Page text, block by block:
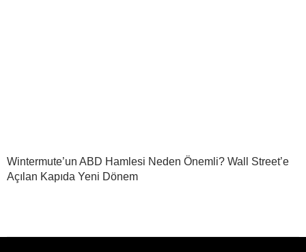
Wintermute’un ABD Hamlesi Neden Önemli? Wall Street’e
Açılan Kapıda Yeni Dönem